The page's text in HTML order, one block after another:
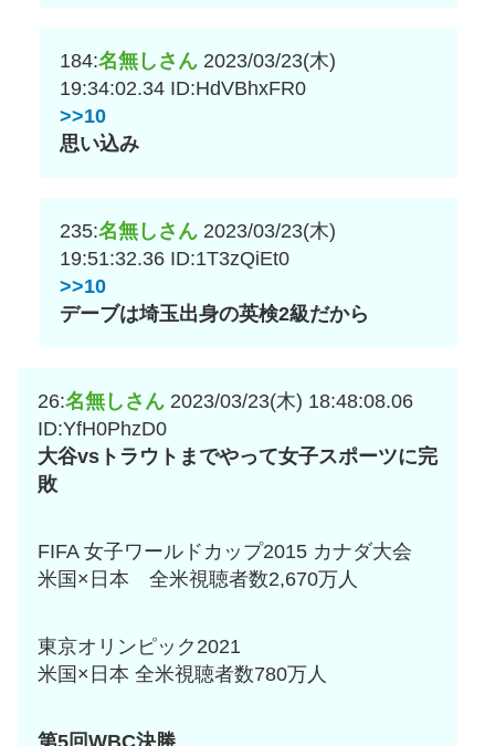
184:名無しさん 2023/03/23(木)
19:34:02.34 ID:HdVBhxFR0
>>10
思い込み
235:名無しさん 2023/03/23(木)
19:51:32.36 ID:1T3zQiEt0
>>10
デーブは埼玉出身の英検2級だから
26:名無しさん 2023/03/23(木) 18:48:08.06
ID:YfH0PhzD0
大谷vsトラウトまでやって女子スポーツに完
敗
FIFA 女子ワールドカップ2015 カナダ大会
米国×日本 全米視聴者数2,670万人
東京オリンピック2021
米国×日本 全米視聴者数780万人